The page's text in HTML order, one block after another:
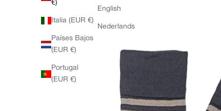
€)
Italia (EUR €)
Países Bajos
(EUR €)
Portugal
(EUR €)
English
Nederlands